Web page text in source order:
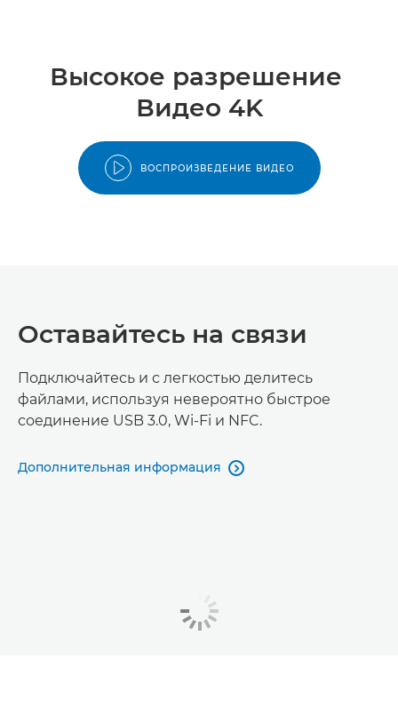
Высокое разрешение
Видео 4K
ВОСПРОИЗВЕДЕНИЕ ВИДЕО
Оставайтесь на связи
Подключайтесь и с легкостью делитесь
файлами, используя невероятно быстрое
соединение USB 3.0, Wi-Fi и NFC.
Дополнительная информация 